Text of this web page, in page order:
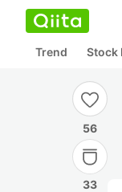
Trend Stock
56
33